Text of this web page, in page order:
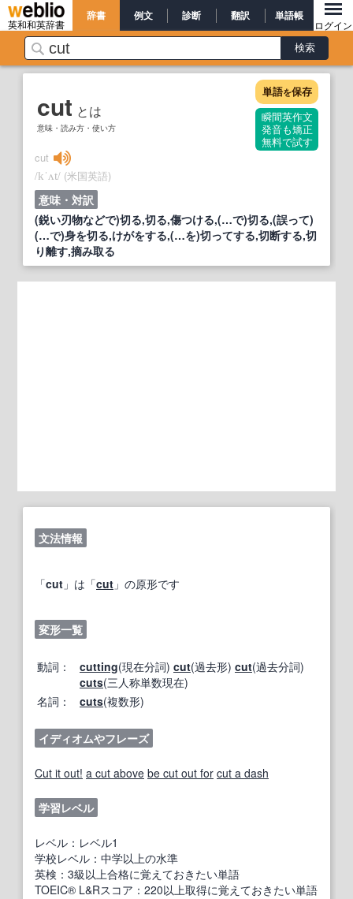
英和和英辞書
辞書 例文 診断 翻訳 単語帳
ログイン
cut とは
意味・読み方・使い方
単語を保存
瞬間英作文
発音も矯正
無料で試す
cut
/kˈʌt/ (米国英語)
意味・対訳
(鋭い刃物などで)切る,切る,傷つける,(…で)切る,(誤って)
(…で)身を切る,けがをする,(…を)切ってする,切断する,切
り離す,摘み取る
文法情報
「cut 」は「cut 」の原形です
変形一覧
動詞： cutting(現在分詞) cut(過去形) cut(過去分詞)
cuts(三人称単数現在)
名詞：
cuts(複数形)
イディオムやフレーズ
Cut it out! a cut above be cut out for cut a dash
学習レベル
レベル：レベル1
学校レベル：中学以上の水準
英検：3級以上合格に覚えておきたい単語
TOEIC® L&Rスコア：220以上取得に覚えておきたい単語